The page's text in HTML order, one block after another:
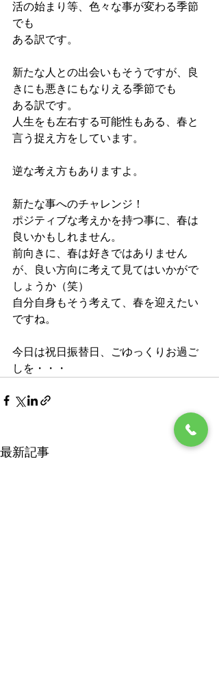
活の始まり等、色々な事が変わる季節
でも
ある訳です。
新たな人との出会いもそうですが、良
きにも悪きにもなりえる季節でも
ある訳です。
人生をも左右する可能性もある、春と
言う捉え方をしています。
逆な考え方もありますよ。
新たな事へのチャレンジ！
ポジティブな考えかを持つ事に、春は
良いかもしれません。
前向きに、春は好きではありません
が、良い方向に考えて見てはいかがで
しょうか（笑）
自分自身もそう考えて、春を迎えたい
ですね。
今日は祝日振替日、ごゆっくりお過ご
しを・・・
最新記事